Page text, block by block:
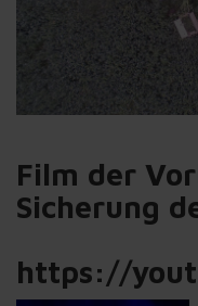
Film der
Sicherung
https://